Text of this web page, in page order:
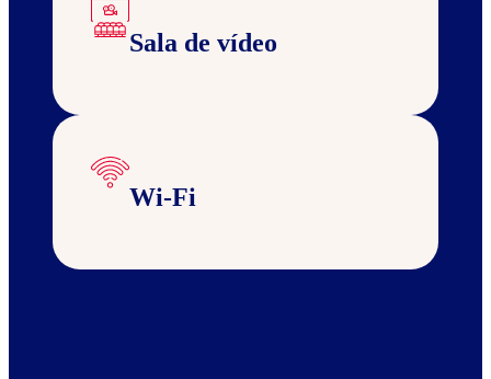
Sala de vídeo
Wi-Fi